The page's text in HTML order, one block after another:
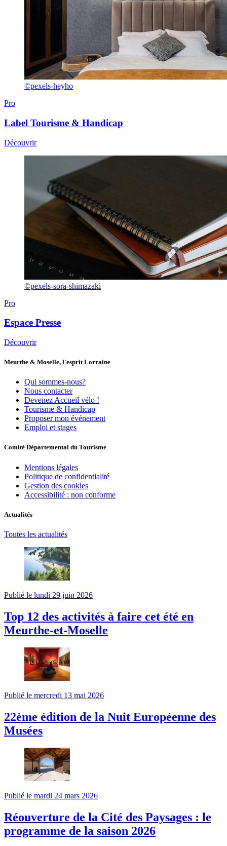
©pexels-heyho
Pro
Label Tourisme & Handicap
Découvrir
©pexels-sora-shimazaki
Pro
Espace Presse
Découvrir
Meurthe & Moselle, l'esprit Lorraine
Qui sommes-nous?
Nous contacter
Devenez Accueil vélo !
Tourisme & Handicap
Proposer mon événement
Emploi et stages
Comité Départemental du Tourisme
Mentions légales
Politique de confidentialité
Gestion des cookies
Accessibilité : non conforme
Actualités
Toutes les actualités
Publié le lundi 29 juin 2026
Top 12 des activités à faire cet été en
Meurthe-et-Moselle
Publié le mercredi 13 mai 2026
22ème édition de la Nuit Européenne des
Musées
Publié le mardi 24 mars 2026
Réouverture de la Cité des Paysages : le
programme de la saison 2026